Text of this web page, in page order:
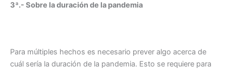
3ª.- Sobre la duración de la pandemia
Para múltiples hechos es necesario prever algo acerca de
cuál sería la duración de la pandemia. Esto se requiere para